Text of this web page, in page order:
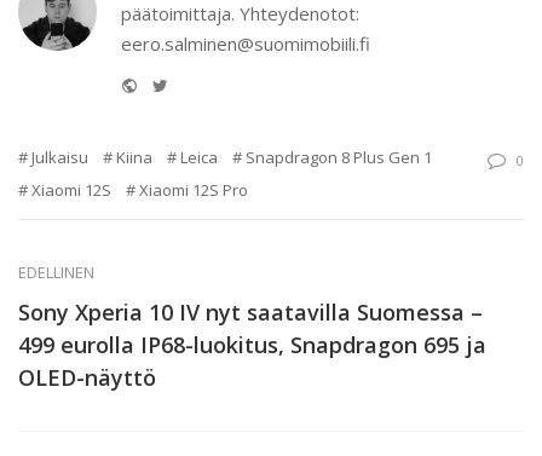
päätoimittaja. Yhteydenotot:
eero.salminen@suomimobiili.fi
Website
Julkaisu Kiina Leica
Snapdragon 8 Plus Gen 1
Xiaomi 12S
Xiaomi 12S Pro
0
EDELLINEN
Sony Xperia 10 IV nyt saatavilla Suomessa –
499 eurolla IP68-luokitus, Snapdragon 695 ja
OLED-näyttö